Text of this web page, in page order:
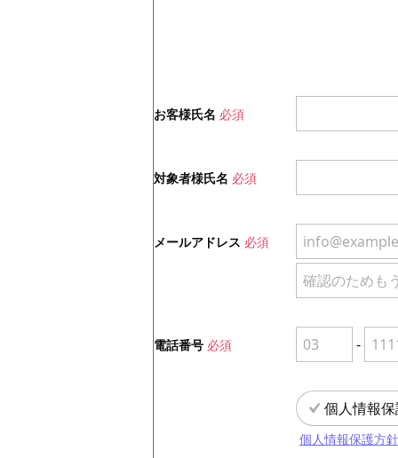
お客様氏名 必須
対象者様氏名 必須
メールアドレス 必須
電話番号 必須 -
個人情報
個人情報保護方針